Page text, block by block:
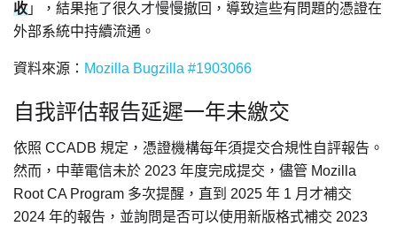
收 」，結果拖了很久才慢慢撤回，導致這些有問題的憑證在
外部系統中持續流通。
資料來源： Mozilla Bugzilla #1903066
自我評估報告延遲一年未繳交
依照 CCADB 規定，憑證機構每年須提交合規性自評報告。
然而，中華電信未於 2023 年度完成提交，儘管 Mozilla
Root CA Program 多次提醒，直到 2025 年 1 月才補交
2024 年的報告，並詢問是否可以使用新版格式補交 2023